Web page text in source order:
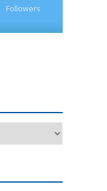
Followers